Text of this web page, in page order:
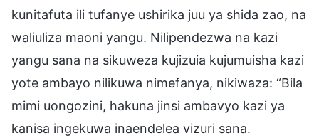
kunitafuta ili tufanye ushirika juu ya shida zao, na
waliuliza maoni yangu. Nilipendezwa na kazi
yangu sana na sikuweza kujizuia kujumuisha kazi
yote ambayo nilikuwa nimefanya, nikiwaza: “Bila
mimi uongozini, hakuna jinsi ambavyo kazi ya
kanisa ingekuwa inaendelea vizuri sana.